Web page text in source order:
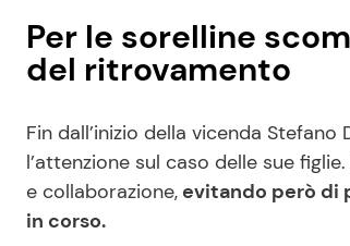
Per le sorelline
del ritrovamento
Fin dall’inizio della vicenda
l’attenzione sul caso delle sue
e collaborazione, evitando però di
in corso.